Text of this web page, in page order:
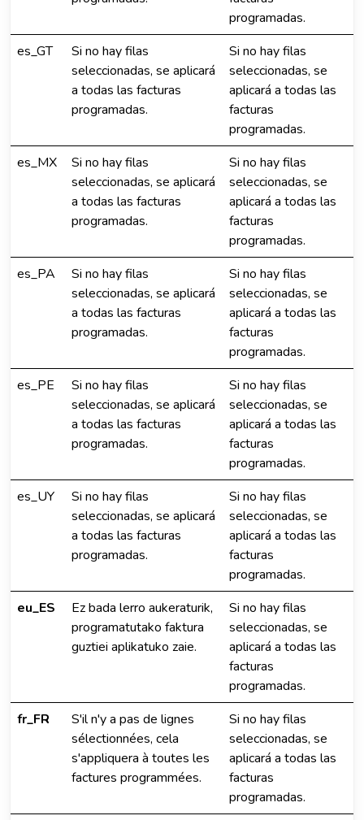
programadas.
es_GT
Si no hay filas
seleccionadas, se aplicará
a todas las facturas
programadas.
Si no hay filas
seleccionadas, se
aplicará a todas las
facturas
programadas.
es_MX
Si no hay filas
seleccionadas, se aplicará
a todas las facturas
programadas.
Si no hay filas
seleccionadas, se
aplicará a todas las
facturas
programadas.
es_PA
Si no hay filas
seleccionadas, se aplicará
a todas las facturas
programadas.
Si no hay filas
seleccionadas, se
aplicará a todas las
facturas
programadas.
es_PE
Si no hay filas
seleccionadas, se aplicará
a todas las facturas
programadas.
Si no hay filas
seleccionadas, se
aplicará a todas las
facturas
programadas.
es_UY
Si no hay filas
seleccionadas, se aplicará
a todas las facturas
programadas.
Si no hay filas
seleccionadas, se
aplicará a todas las
facturas
programadas.
eu_ES
Ez bada lerro aukeraturik,
programatutako faktura
guztiei aplikatuko zaie.
Si no hay filas
seleccionadas, se
aplicará a todas las
facturas
programadas.
fr_FR
S'il n'y a pas de lignes
sélectionnées, cela
s'appliquera à toutes les
factures programmées.
Si no hay filas
seleccionadas, se
aplicará a todas las
facturas
programadas.